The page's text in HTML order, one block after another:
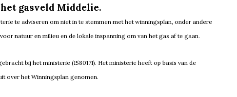
gasveld Middelie.
te adviseren om niet in te stemmen met het winningsplan, onder andere
natuur en milieu en de lokale inspanning om van het gas af te gaan.
bij het ministerie (1580171). Het ministerie heeft op basis van de
over het Winningsplan genomen.